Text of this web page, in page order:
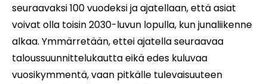
seuraavaksi 100 vuodeksi ja ajatellaan, että asiat
voivat olla toisin 2030-luvun lopulla, kun junaliikenne
alkaa. Ymmärretään, ettei ajatella seuraavaa
taloussuunnittelukautta eikä edes kuluvaa
vuosikymmentä, vaan pitkälle tulevaisuuteen